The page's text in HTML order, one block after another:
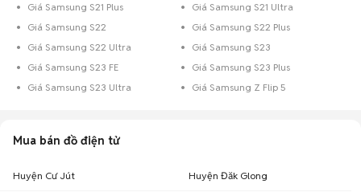
Giá Samsung S21 Plus
Giá Samsung S21 Ultra
Giá Samsung S22
Giá Samsung S22 Plus
Giá Samsung S22 Ultra
Giá Samsung S23
Giá Samsung S23 FE
Giá Samsung S23 Plus
Giá Samsung S23 Ultra
Giá Samsung Z Flip 5
Mua bán đồ điện tử
Huyện Cư Jút Huyện Đăk Glong